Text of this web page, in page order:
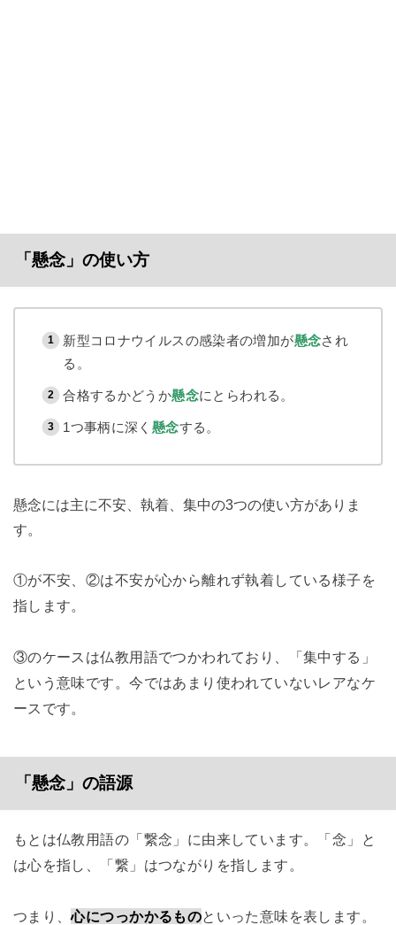
「懸念」の使い方
新型コロナウイルスの感染者の増加が懸念され
る。
合格するかどうか懸念にとらわれる。
1つ事柄に深く 懸念する。
懸念には主に不安、執着、集中の3つの使い方がありま
す。
①が不安、②は不安が心から離れず執着している様子を
指します。
③のケースは仏教用語でつかわれており、「集中する」
という意味です。今ではあまり使われていないレアなケ
ースです。
「懸念」の語源
もとは仏教用語の「繋念」に由来しています。「念」と
は心を指し、「繋」はつながりを指します。
つまり、心につっかかるものといった意味を表します。